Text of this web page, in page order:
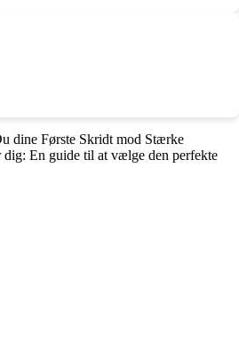
dine Første Skridt mod Stærke
En guide til at vælge den perfekte